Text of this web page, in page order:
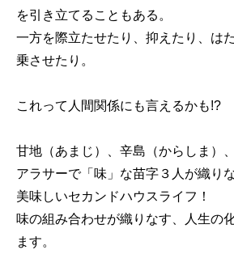
を引き立てることもある。
一方を際立たせたり、抑えたり、は
乗させたり。
これって人間関係にも言えるかも!?
甘地（あまじ）、辛島（からしま）
アラサーで「味」な苗字３人が織り
美味しいセカンドハウスライフ！
味の組み合わせが織りなす、人生の
ます。